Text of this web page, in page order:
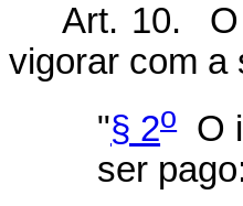
Art. 10.
vigorar com a
"§ 2oO
ser